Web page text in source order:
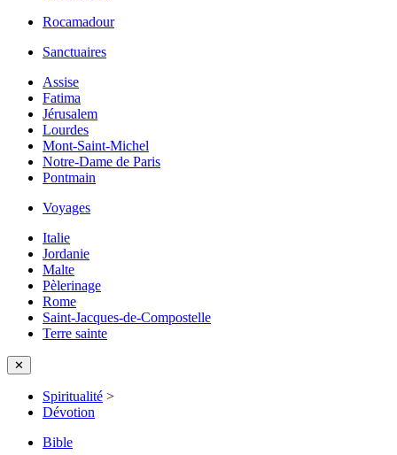
Rocamadour
Sanctuaires
Assise
Fatima
Jérusalem
Lourdes
Mont-Saint-Michel
Notre-Dame de Paris
Pontmain
Voyages
Italie
Jordanie
Malte
Pèlerinage
Rome
Saint-Jacques-de-Compostelle
Terre sainte
✕
Spiritualité >
Dévotion
Bible